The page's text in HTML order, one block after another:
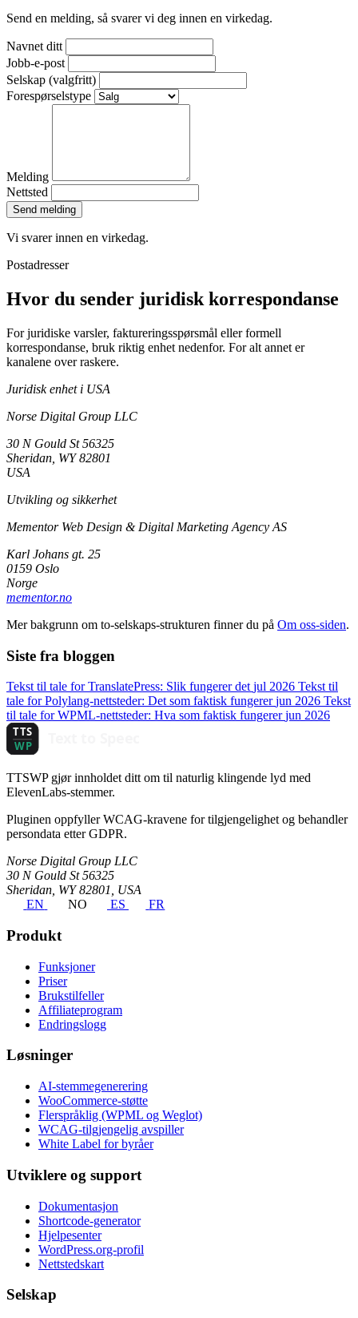
Send en melding, så svarer vi deg innen en virkedag.
Navnet ditt
Jobb-e-post
Selskap (valgfritt)
Forespørselstype
Melding
Nettsted
Send melding
Vi svarer innen en virkedag.
Postadresser
Hvor du sender juridisk korrespondanse
For juridiske varsler, faktureringsspørsmål eller formell
korrespondanse, bruk riktig enhet nedenfor. For alt annet er
kanalene over raskere.
Juridisk enhet i USA
Norse Digital Group LLC
30 N Gould St 56325
Sheridan, WY 82801
USA
Utvikling og sikkerhet
Mementor Web Design & Digital Marketing Agency AS
Karl Johans gt. 25
0159 Oslo
Norge
mementor.no
Mer bakgrunn om to-selskaps-strukturen finner du på Om oss-siden.
Siste fra bloggen
Tekst til tale for TranslatePress: Slik fungerer det jul 2026 Tekst til
tale for Polylang-nettsteder: Det som faktisk fungerer jun 2026 Tekst
til tale for WPML-nettsteder: Hva som faktisk fungerer jun 2026
TTSWP gjør innholdet ditt om til naturlig klingende lyd med
ElevenLabs-stemmer.
Pluginen oppfyller WCAG-kravene for tilgjengelighet og behandler
persondata etter GDPR.
Norse Digital Group LLC
30 N Gould St 56325
Sheridan, WY 82801, USA
EN
NO ES FR
Produkt
Funksjoner
Priser
Brukstilfeller
Affiliateprogram
Endringslogg
Løsninger
AI-stemmegenerering
WooCommerce-støtte
Flerspråklig (WPML og Weglot)
WCAG-tilgjengelig avspiller
White Label for byråer
Utviklere og support
Dokumentasjon
Shortcode-generator
Hjelpesenter
WordPress.org-profil
Nettstedskart
Selskap